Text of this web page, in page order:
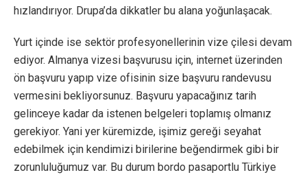
hızlandırıyor. Drupa’da dikkatler bu alana yoğunlaşacak.
Yurt içinde ise sektör profesyonellerinin vize çilesi devam
ediyor. Almanya vizesi başvurusu için, internet üzerinden
ön başvuru yapıp vize ofisinin size başvuru randevusu
vermesini bekliyorsunuz. Başvuru yapacağınız tarih
gelinceye kadar da istenen belgeleri toplamış olmanız
gerekiyor. Yani yer küremizde, işimiz gereği seyahat
edebilmek için kendimizi birilerine beğendirmek gibi bir
zorunluluğumuz var. Bu durum bordo pasaportlu Türkiye